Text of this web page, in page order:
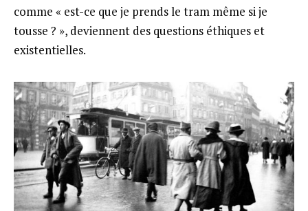
comme « est-ce que je prends le tram même si je
tousse ? », deviennent des questions éthiques et
existentielles.